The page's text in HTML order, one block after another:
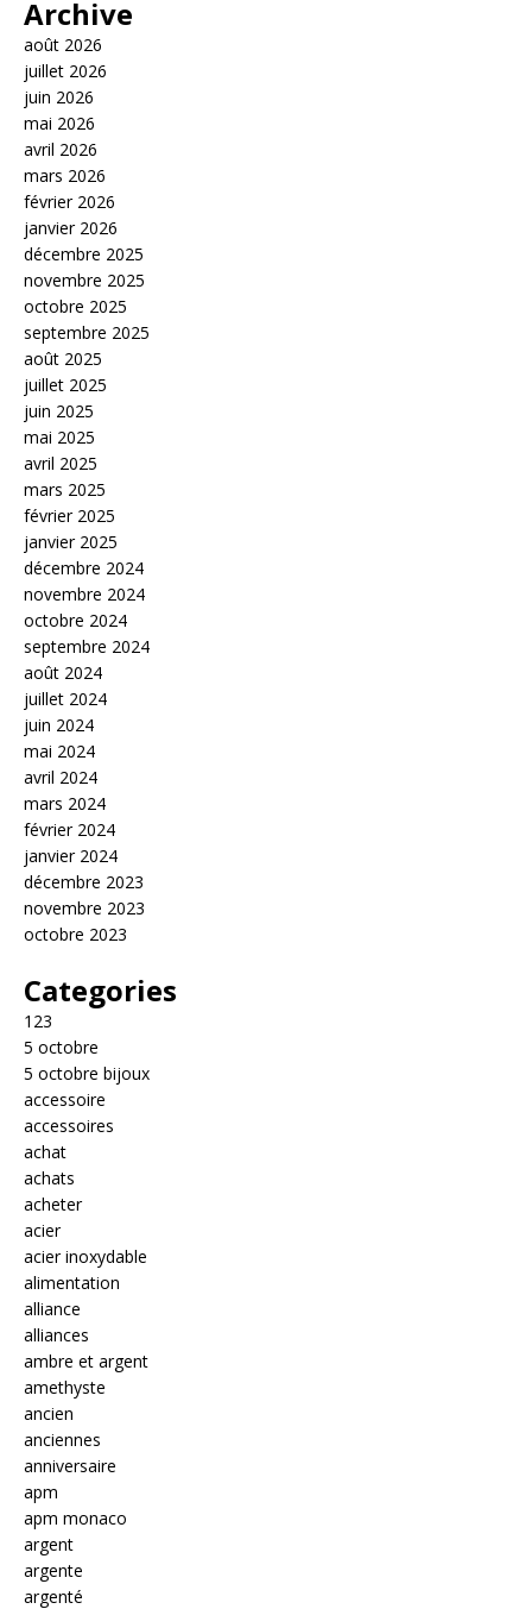
Archive
août 2026
juillet 2026
juin 2026
mai 2026
avril 2026
mars 2026
février 2026
janvier 2026
décembre 2025
novembre 2025
octobre 2025
septembre 2025
août 2025
juillet 2025
juin 2025
mai 2025
avril 2025
mars 2025
février 2025
janvier 2025
décembre 2024
novembre 2024
octobre 2024
septembre 2024
août 2024
juillet 2024
juin 2024
mai 2024
avril 2024
mars 2024
février 2024
janvier 2024
décembre 2023
novembre 2023
octobre 2023
Categories
123
5 octobre
5 octobre bijoux
accessoire
accessoires
achat
achats
acheter
acier
acier inoxydable
alimentation
alliance
alliances
ambre et argent
amethyste
ancien
anciennes
anniversaire
apm
apm monaco
argent
argente
argenté